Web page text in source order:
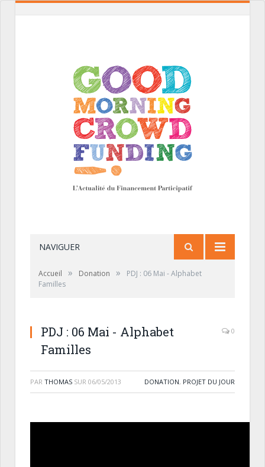
NAVIGUER
Accueil » Donation »
PDJ : 06 Mai - Alphabet
Familles
PDJ : 06 Mai - Alphabet
Familles
0
PAR THOMAS SUR 06/05/2013 DONATION, PROJET DU JOUR